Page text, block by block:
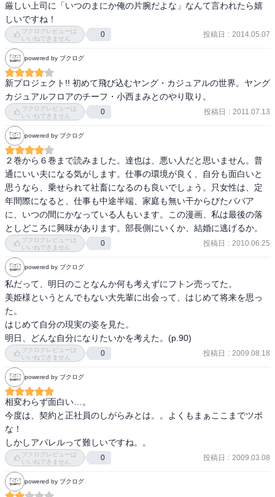
厳しい上司に「いつのまにか俺の片腕だよな」なんて言われたら嬉
しいですね！
ブクログレビューは
いいねできません
0 投稿日 : 2014.05.07
powered by ブクログ
新プロジェクト!! 初めて飛び込むヤング・カジュアルの世界。ヤング
カジュアルフロアのチーフ・小西まみとのやり取り。
ブクログレビューは
いいねできません
0 投稿日 : 2011.07.13
powered by ブクログ
２巻から６巻まで読みました。達也は、悪い人だと思いません。普
通にいい夫になる気がします。仕事の環境が良く、自分も面白いと
思うなら、乗せられて社畜になるのも良いでしょう。只女性は、定
年間際になると、仕事も中途半端、家庭も無い干からびたババア
に、いつの間にかなっている人もいます。この漫画、私は最後の落
としどころに興味があります。部長側にいくか、結婚に逃げるか。
ブクログレビューは
いいねできません
0 投稿日 : 2010.06.25
powered by ブクログ
私だって、明日のことなんか何も考えずにフトン売ってた。
美姫様というとんでもない大先輩に出会って、はじめて将来を思っ
た。
はじめて自分の現実の姿を見た。
明日、どんな自分になりたいかを考えた。(p.90)
ブクログレビューは
いいねできません
0 投稿日 : 2009.08.18
powered by ブクログ
相変わらず面白い…。
今度は、契約と正社員のしがらみとは。。よくもまぁここまでツボ
な！
しかしアパレルって難しいですね。。
ブクログレビューは
いいねできません
0 投稿日 : 2009.03.08
powered by ブクログ